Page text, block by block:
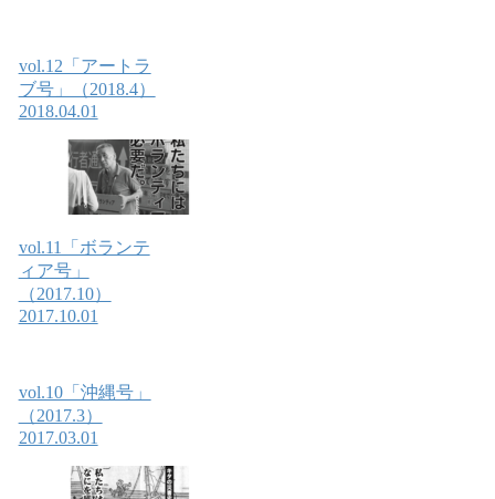
vol.12「アートラ
ブ号」（2018.4）
2018.04.01
vol.11「ボランテ
ィア号」
（2017.10）
2017.10.01
vol.10「沖縄号」
（2017.3）
2017.03.01